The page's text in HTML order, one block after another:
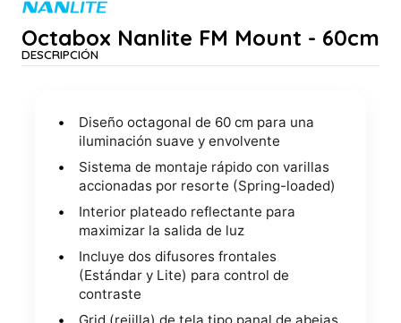
Octabox Nanlite FM Mount - 60cm
DESCRIPCIÓN
Diseño octagonal de 60 cm para una
iluminación suave y envolvente
Sistema de montaje rápido con varillas
accionadas por resorte (Spring-loaded)
Interior plateado reflectante para
maximizar la salida de luz
Incluye dos difusores frontales
(Estándar y Lite) para control de
contraste